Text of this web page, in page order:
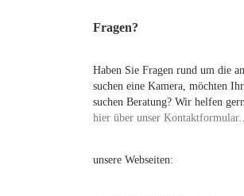
Fragen?
Haben Sie Fragen rund um die
suchen eine Kamera, möchten
suchen Beratung? Wir helfen
hier über unser Kontaktformular...
unsere Webseiten: